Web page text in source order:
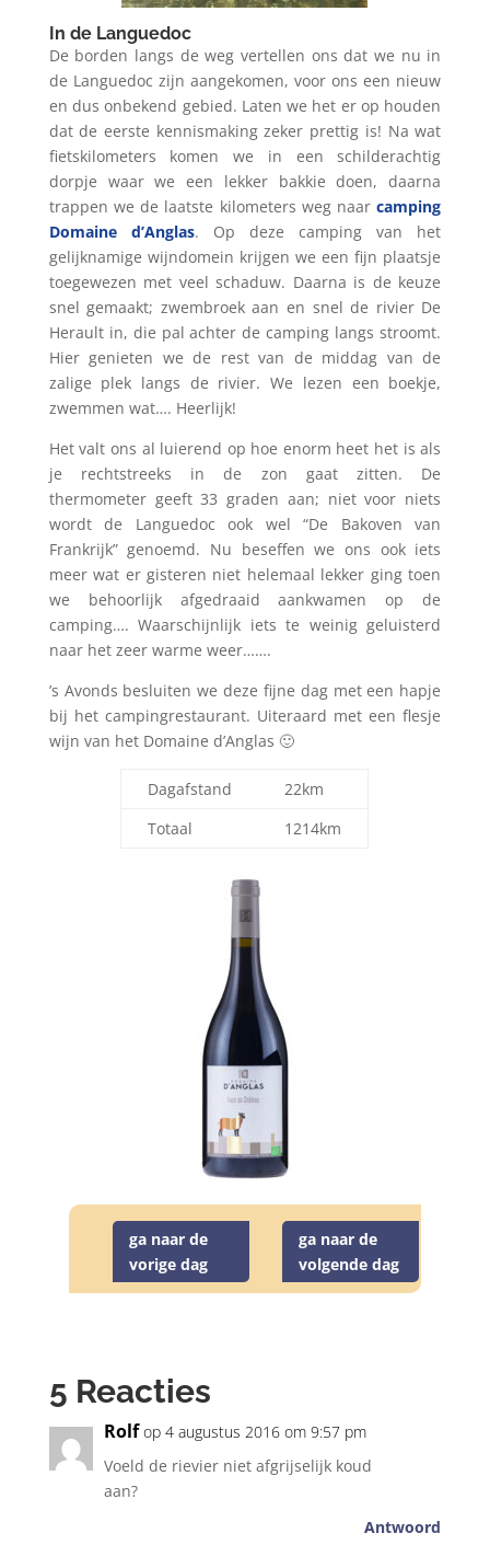
In de Languedoc
De borden langs de weg vertellen ons dat we nu in
de Languedoc zijn aangekomen, voor ons een nieuw
en dus onbekend gebied. Laten we het er op houden
dat de eerste kennismaking zeker prettig is! Na wat
fietskilometers komen we in een schilderachtig
dorpje waar we een lekker bakkie doen, daarna
trappen we de laatste kilometers weg naarcamping
Domaine d’Anglas. Op deze camping van het
gelijknamige wijndomein krijgen we een fijn plaatsje
toegewezen met veel schaduw. Daarna is de keuze
snel gemaakt; zwembroek aan en snel de rivier De
Herault in, die pal achter de camping langs stroomt.
Hier genieten we de rest van de middag van de
zalige plek langs de rivier. We lezen een boekje,
zwemmen wat…. Heerlijk!
Het valt ons al luierend op hoe enorm heet het is als
je rechtstreeks in de zon gaat zitten. De
thermometer geeft 33 graden aan; niet voor niets
wordt de Languedoc ook wel “De Bakoven van
Frankrijk” genoemd. Nu beseffen we ons ook iets
meer wat er gisteren niet helemaal lekker ging toen
we behoorlijk afgedraaid aankwamen op de
camping…. Waarschijnlijk iets te weinig geluisterd
naar het zeer warme weer…….
’s Avonds besluiten we deze fijne dag met een hapje
bij het campingrestaurant. Uiteraard met een flesje
wijn van het Domaine d’Anglas 🙂
Dagafstand
22km
Totaal
1214km
ga naar de
vorige dag
ga naar de
volgende dag
5 Reacties
Rolf op 4 augustus 2016 om 9:57 pm
Voeld de rievier niet afgrijselijk koud
aan?
Antwoord